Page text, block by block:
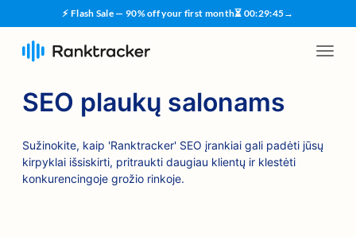
⚡ Flash Sale — 90% off your first month⏳ 00:29:45→
SEO plaukų salonams
Sužinokite, kaip 'Ranktracker' SEO įrankiai gali padėti jūsų
kirpyklai išsiskirti, pritraukti daugiau klientų ir klestėti
konkurencingoje grožio rinkoje.